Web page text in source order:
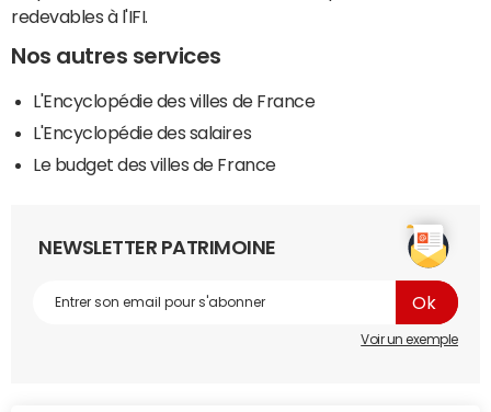
redevables à l'IFI.
Nos autres services
L'Encyclopédie des villes de France
L'Encyclopédie des salaires
Le budget des villes de France
NEWSLETTER PATRIMOINE
Voir un exemple